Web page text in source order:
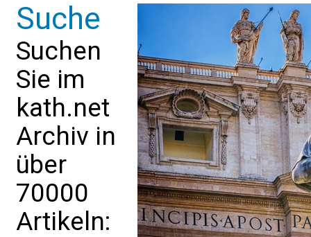
Suche
Suchen
Sie im
kath.net
Archiv in
über
70000
Artikeln: